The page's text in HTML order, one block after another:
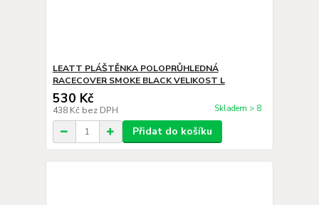
LEATT PLÁŠTĚNKA POLOPRŮHLEDNÁ
RACECOVER SMOKE BLACK VELIKOST L
530 Kč
438 Kč bez DPH Skladem > 8
Přidat do košíku